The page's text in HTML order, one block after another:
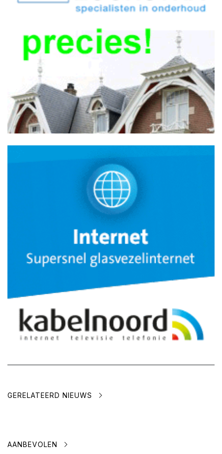
GERELATEERD NIEUWS
AANBEVOLEN